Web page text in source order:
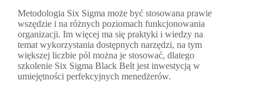
Metodologia Six Sigma może być stosowana prawie
wszędzie i na różnych poziomach funkcjonowania
organizacji. Im więcej ma się praktyki i wiedzy na
temat wykorzystania dostępnych narzędzi, na tym
większej liczbie pól można je stosować, dlatego
szkolenie Six Sigma Black Belt jest inwestycją w
umiejętności perfekcyjnych menedżerów.